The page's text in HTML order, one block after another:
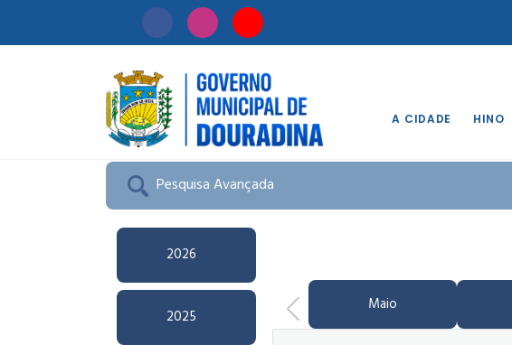
A CIDADE HINO
Início / Licitação
Pesquisa Avançada
2026
2025
Maio